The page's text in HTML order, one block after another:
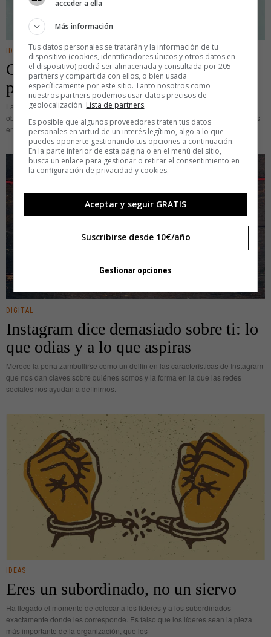
IDEAS
Cuidado: contratar a los mejores
puede ser peligroso
Las grandes multinacionales viven sumergidas en la furia de una nueva
obsesión. Necesitan encontrar a los profesionales que dirigirán las empresas
en el futuro y les ofrecen soberbios incentivos económicos y experiencias
DIGITAL
Instagram dice demasiado sobre ti: lo
que odias y a lo que aspiras
Merece la pena zambullirse como un delfín en las características de Instagram
que nos dan claves sobre quiénes somos y la forma en la que las redes
sociales nos ayudan a definirnos.
IDEAS
Eres un subordinado, no un siervo
Ha llegado el momento de colocar a los líderes y a los subordinados
exactamente donde les corresponde. Es falso que los líderes sean la pieza
más importante de la organización, que los
acceder a ella
Más información
Tus datos personales se tratarán y la información de tu
dispositivo (cookies, identificadores únicos y otros datos en
el dispositivo) podrá ser almacenada y consultada por 205
partners y compartida con ellos, o bien usada
específicamente por este sitio. Tanto nosotros como
nuestros partners podemos usar datos precisos de
geolocalización. Lista de partners.
Es posible que algunos proveedores traten tus datos
personales en virtud de un interés legítimo, algo a lo que
puedes oponerte gestionando tus opciones a continuación.
En la parte inferior de esta página o en el menú del sitio,
busca un enlace para gestionar o retirar el consentimiento en
la configuración de privacidad y cookies.
Aceptar y seguir GRATIS
Suscribirse desde 10€/año
Gestionar opciones